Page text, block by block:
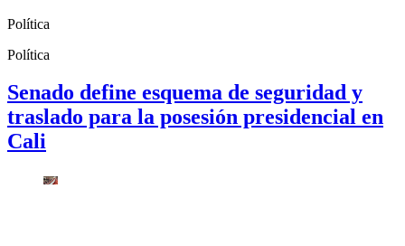
Política
Política
Senado define esquema de seguridad y
traslado para la posesión presidencial en
Cali